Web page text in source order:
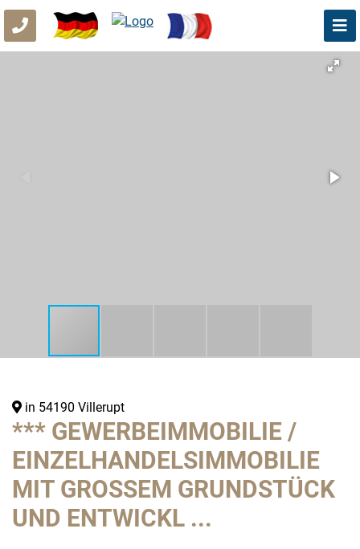
in 54190 Villerupt
*** GEWERBEIMMOBILIE /
EINZELHANDELSIMMOBILIE
MIT GROSSEM GRUNDSTÜCK U
ND ENTWICKL ...